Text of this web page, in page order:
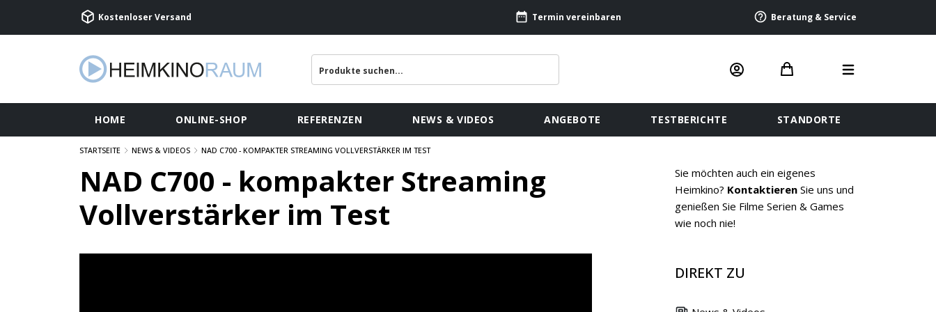
Kostenloser Versand Termin vereinbaren Beratung & Service
HOME ONLINE-SHOP REFERENZEN NEWS & VIDEOS ANGEBOTE TESTBERICHTE STANDORTE
STARTSEITE NEWS & VIDEOS NAD C700 - KOMPAKTER STREAMING VOLLVERSTÄRKER IM TEST
NAD C700 - kompakter Streaming
Vollverstärker im Test
Sie möchten auch ein eigenes
Heimkino? Kontaktieren Sie uns und
genießen Sie Filme Serien & Games
wie noch nie!
DIREKT ZU